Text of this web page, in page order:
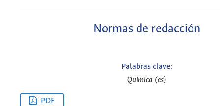
Normas de redacción
Palabras clave:
Química (es)
PDF